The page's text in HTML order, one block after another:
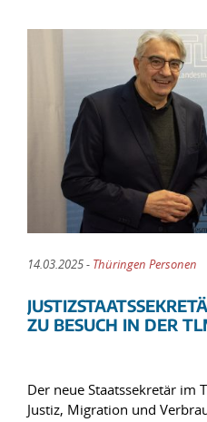
14.03.2025 - Thüringen Personen
ZU BESUCH IN DER
Der neue Staatssekretär
Justiz, Migration und